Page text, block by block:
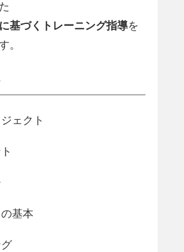
基づくトレーニング指導を
。
ェクト
基本